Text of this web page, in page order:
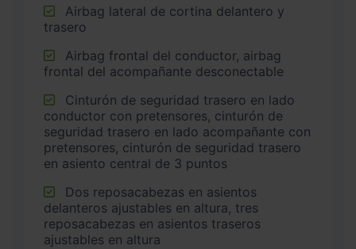
trasero
frontal del acompañante desconectable
conductor con pretensores, cinturón de
seguridad trasero en lado acompañante con
pretensores, cinturón de seguridad trasero
en asiento central de 3 puntos
delanteros ajustables en altura, tres
reposacabezas en asientos traseros
ajustables en altura